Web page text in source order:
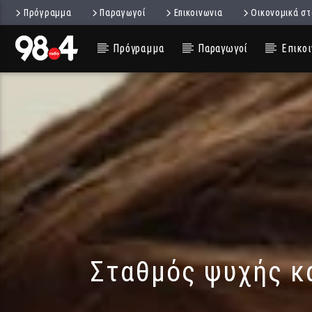
Πρόγραμμα Παραγωγοί Επικοινωνια Οικονομικά
Πρόγραμμα Παραγωγοί
Σταθμός ψυχής